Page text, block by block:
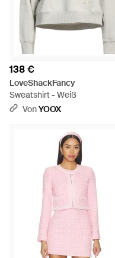
138 €
LoveShackFancy
Sweatshirt - Weiß
VonYOOX